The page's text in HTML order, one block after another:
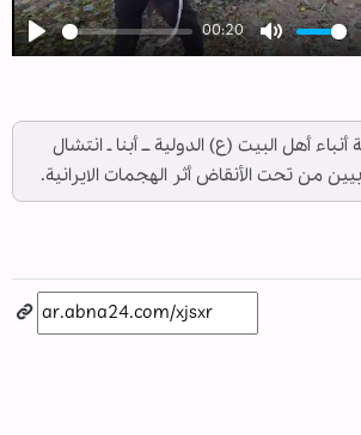
Play
00:20
Mute
أنباء أهل البيت (ع) الدولية ــ أبنا ـ انتشال
من تحت الأنقاض أثر الهجمات الايرانية.